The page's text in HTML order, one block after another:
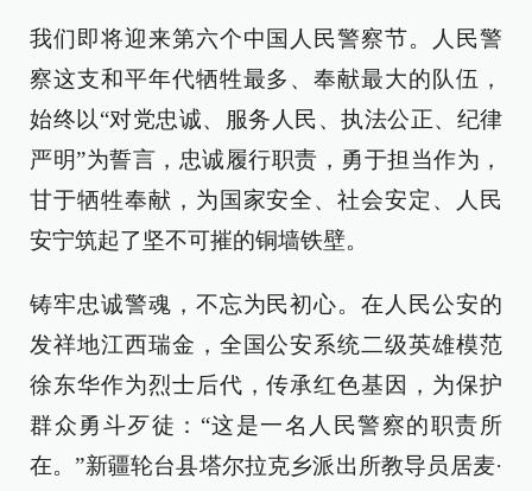
我们即将迎来第六个中国人民警察节。人民警
察这支和平年代牺牲最多、奉献最大的队伍，
始终以“对党忠诚、服务人民、执法公正、纪律
严明”为誓言，忠诚履行职责，勇于担当作为，
甘于牺牲奉献，为国家安全、社会安定、人民
安宁筑起了坚不可摧的铜墙铁壁。
铸牢忠诚警魂，不忘为民初心。在人民公安的
发祥地江西瑞金，全国公安系统二级英雄模范
徐东华作为烈士后代，传承红色基因，为保护
群众勇斗歹徒：“这是一名人民警察的职责所
在。”新疆轮台县塔尔拉克乡派出所教导员居麦·